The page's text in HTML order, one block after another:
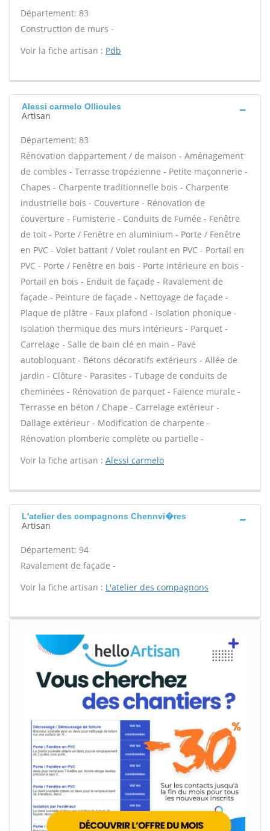
Département: 83
Construction de murs -
Voir la fiche artisan : Pdb
Alessi carmelo Ollioules
Artisan
Département: 83
Rénovation dappartement / de maison - Aménagement
de combles - Terrasse tropézienne - Petite maçonnerie -
Chapes - Charpente traditionnelle bois - Charpente
industrielle bois - Couverture - Rénovation de
couverture - Fumisterie - Conduits de Fumée - Fenêtre
de toit - Porte / Fenêtre en aluminium - Porte / Fenêtre
en PVC - Volet battant / Volet roulant en PVC - Portail en
PVC - Porte / Fenêtre en bois - Porte intérieure en bois -
Portail en bois - Enduit de façade - Ravalement de
façade - Peinture de façade - Nettoyage de façade -
Plaque de plâtre - Faux plafond - Isolation phonique -
Isolation thermique des murs intérieurs - Parquet -
Carrelage - Salle de bain clé en main - Pavé
autobloquant - Bétons décoratifs extérieurs - Allée de
jardin - Clôture - Parasites - Tubage de conduits de
cheminées - Rénovation de parquet - Faïence murale -
Terrasse en béton / Chape - Carrelage extérieur -
Dallage extérieur - Modification de charpente -
Rénovation plomberie complète ou partielle -
Voir la fiche artisan : Alessi carmelo
L'atelier des compagnons Chennvi�res
Artisan
Département: 94
Ravalement de façade -
Voir la fiche artisan : L'atelier des compagnons